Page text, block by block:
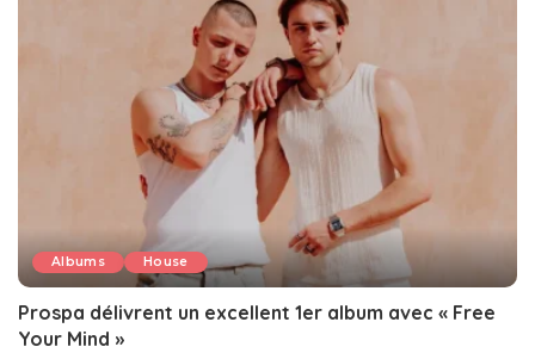
Albums House
Prospa délivrent un excellent 1er album avec « Free
Your Mind »